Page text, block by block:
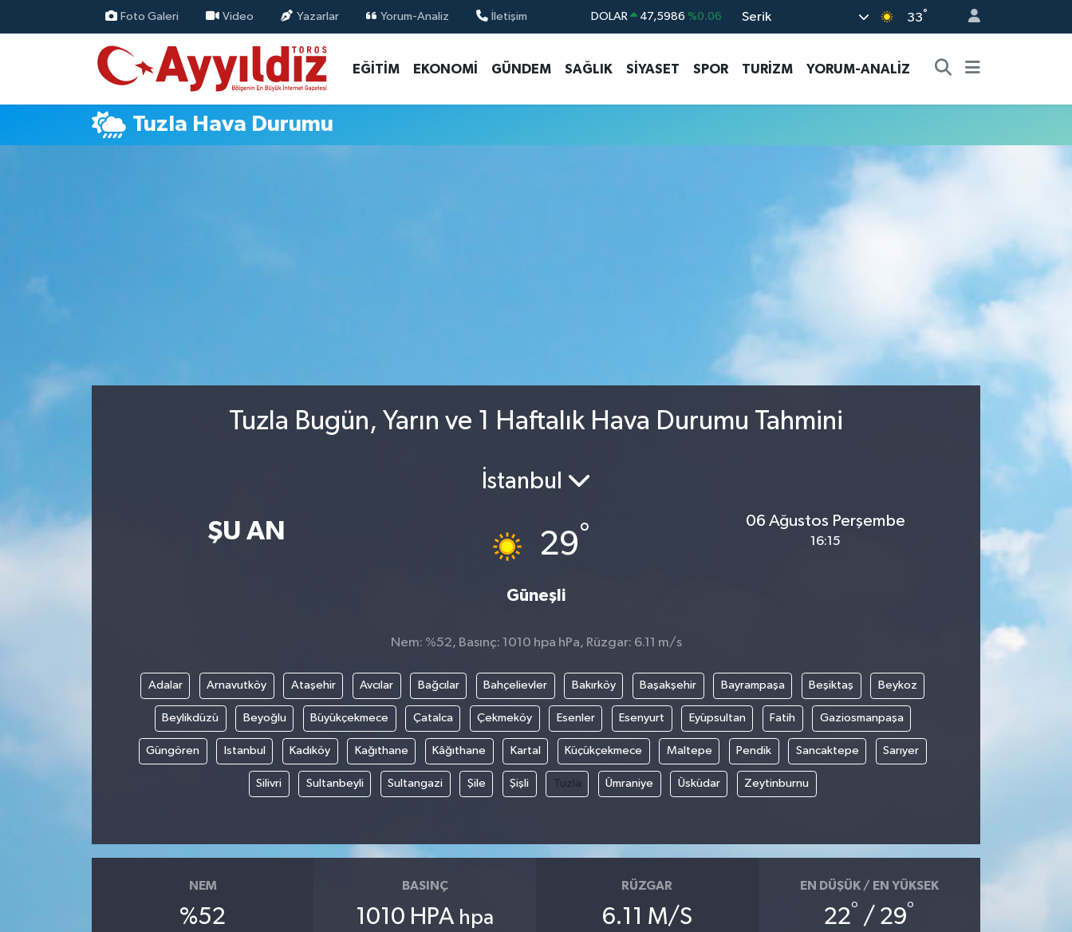
Foto Galeri Video Yazarlar Yorum-Analiz İletişim DOLAR 47,5986 %0.06
STERLİN 64,2438 %0.21
GRAM ALTIN 6513.94 %0.32
Serik 33°
EĞİTİM EKONOMİ GÜNDEM SAĞLIK SİYASET SPOR TURİZM YORUM-ANALİZ
Tuzla Hava Durumu
Tuzla Bugün, Yarın ve 1 Haftalık Hava Durumu Tahmini
ŞU AN
İstanbul
29°
Güneşli
06 Ağustos Perşembe
16:15
Nem: %52, Basınç: 1010 hpa hPa, Rüzgar: 6.11 m/s
Adalar Arnavutköy Ataşehir Avcılar Bağcılar Bahçelievler Bakırköy Başakşehir Bayrampaşa Beşiktaş Beykoz
Beylikdüzü Beyoğlu Büyükçekmece Çatalca Çekmeköy Esenler Esenyurt Eyüpsultan Fatih Gaziosmanpaşa
Güngören Istanbul Kadıköy Kağıthane Kâğıthane Kartal Küçükçekmece Maltepe Pendik Sancaktepe Sarıyer
Silivri Sultanbeyli Sultangazi Şile Şişli Tuzla Ümraniye Üsküdar Zeytinburnu
NEM
%52
BASINÇ
1010 HPA hpa
RÜZGAR
6.11 M/S
EN DÜŞÜK / EN YÜKSEK
22° / 29°